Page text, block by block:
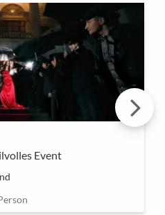
Event
Glanzes – unsere Red
Veranstaltung,
eure Gäste in stilvollem